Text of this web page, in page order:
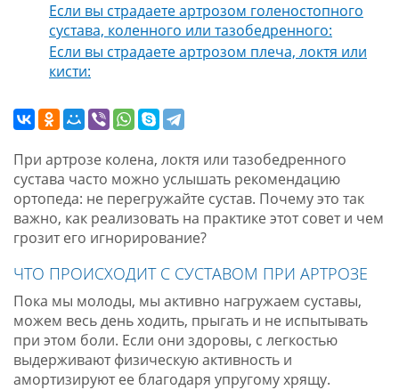
Если вы страдаете артрозом голеностопного
сустава, коленного или тазобедренного:
Если вы страдаете артрозом плеча, локтя или
кисти:
При артрозе колена, локтя или тазобедренного
сустава часто можно услышать рекомендацию
ортопеда: не перегружайте сустав. Почему это так
важно, как реализовать на практике этот совет и чем
грозит его игнорирование?
ЧТО ПРОИСХОДИТ С СУСТАВОМ ПРИ АРТРОЗЕ
Пока мы молоды, мы активно нагружаем суставы,
можем весь день ходить, прыгать и не испытывать
при этом боли. Если они здоровы, с легкостью
выдерживают физическую активность и
амортизируют ее благодаря упругому хрящу.